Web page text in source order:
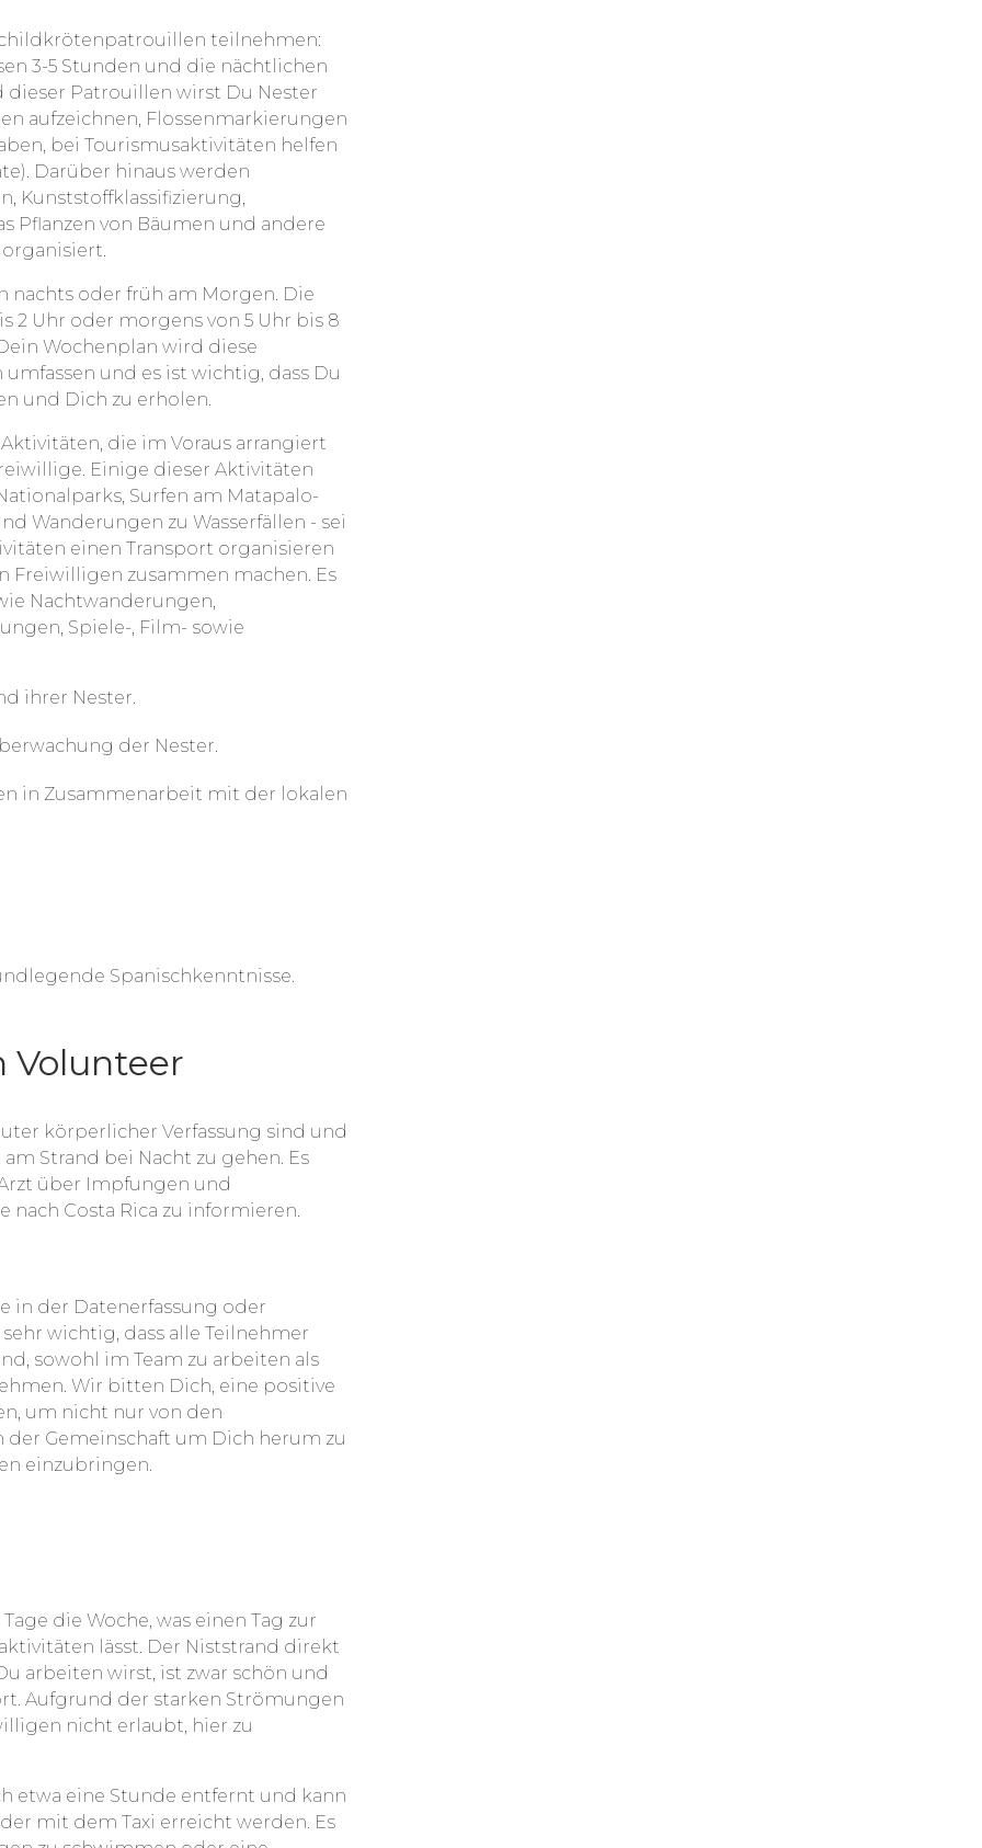
teilnehmen:
3-5 Stunden und die nächtlichen
dieser Patrouillen wirst Du Nester
aufzeichnen, Flossenmarkierungen
bei Tourismusaktivitäten helfen
Darüber hinaus werden
Kunststoffklassifizierung,
Pflanzen von Bäumen und andere
nachts oder früh am Morgen. Die
2 Uhr oder morgens von 5 Uhr bis 8
Wochenplan wird diese
und es ist wichtig, dass Du
und Dich zu erholen.
die im Voraus arrangiert
Einige dieser Aktivitäten
Surfen am Matapalo-
Wanderungen zu Wasserfällen - sei
einen Transport organisieren
Freiwilligen zusammen machen. Es
Nachtwanderungen,
Spiele-, Film- sowie
ihrer Nester.
der Nester.
in Zusam­men­ar­beit mit der lokalen
Spanischkenntnisse.
Volunteer
körperlicher Verfassung sind und
Strand bei Nacht zu gehen. Es
über Impfungen und
nach Costa Rica zu informieren.
in der Datenerfassung oder
wichtig, dass alle Teilnehmer
sowohl im Team zu arbeiten als
Wir bitten Dich, eine positive
um nicht nur von den
Gemeinschaft um Dich herum zu
einzubringen.
die Woche, was einen Tag zur
lässt. Der Niststrand direkt
arbeiten wirst, ist zwar schön und
Aufgrund der starken Strömungen
nicht erlaubt, hier zu
etwa eine Stunde entfernt und kann
mit dem Taxi erreicht werden. Es